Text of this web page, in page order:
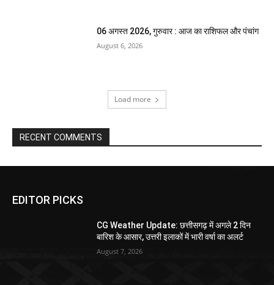
06 अगस्त 2026, गुरुवार : आज का राशिफल और पंचांग
August 6, 2026
Load more
RECENT COMMENTS
EDITOR PICKS
CG Weather Update: छत्तीसगढ़ में अगले 2 दिन
बारिश के आसार, उत्तरी इलाकों में भारी वर्षा का अलर्ट
August 7, 2026